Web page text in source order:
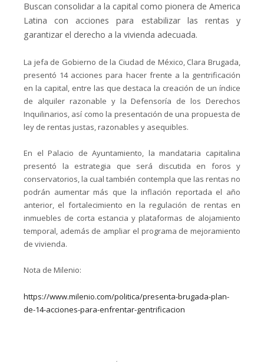
Buscan consolidar a la capital como pionera de America
Latina con acciones para estabilizar las rentas y
garantizar el derecho a la vivienda adecuada.
La jefa de Gobierno de la Ciudad de México, Clara Brugada,
presentó 14 acciones para hacer frente a la gentrificación
en la capital, entre las que destaca la creación de un índice
de alquiler razonable y la Defensoría de los Derechos
Inquilinarios, así como la presentación de una propuesta de
ley de rentas justas, razonables y asequibles.
En el Palacio de Ayuntamiento, la mandataria capitalina
presentó la estrategia que será discutida en foros y
conservatorios, la cual también contempla que las rentas no
podrán aumentar más que la inflación reportada el año
anterior, el fortalecimiento en la regulación de rentas en
inmuebles de corta estancia y plataformas de alojamiento
temporal, además de ampliar el programa de mejoramiento
de vivienda.
Nota de Milenio:
https://www.milenio.com/politica/presenta-brugada-plan-
de-14-acciones-para-enfrentar-gentrificacion